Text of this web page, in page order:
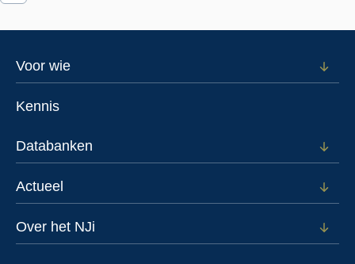
Footer
Voor wie
Open
Kennis
Databanken
Open
voor
Actueel
Open
voor
Over het NJi
Open